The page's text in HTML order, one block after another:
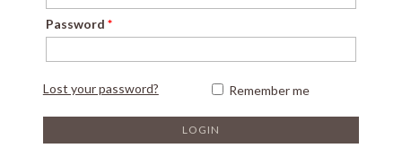
Password *
Lost your password? Remember me